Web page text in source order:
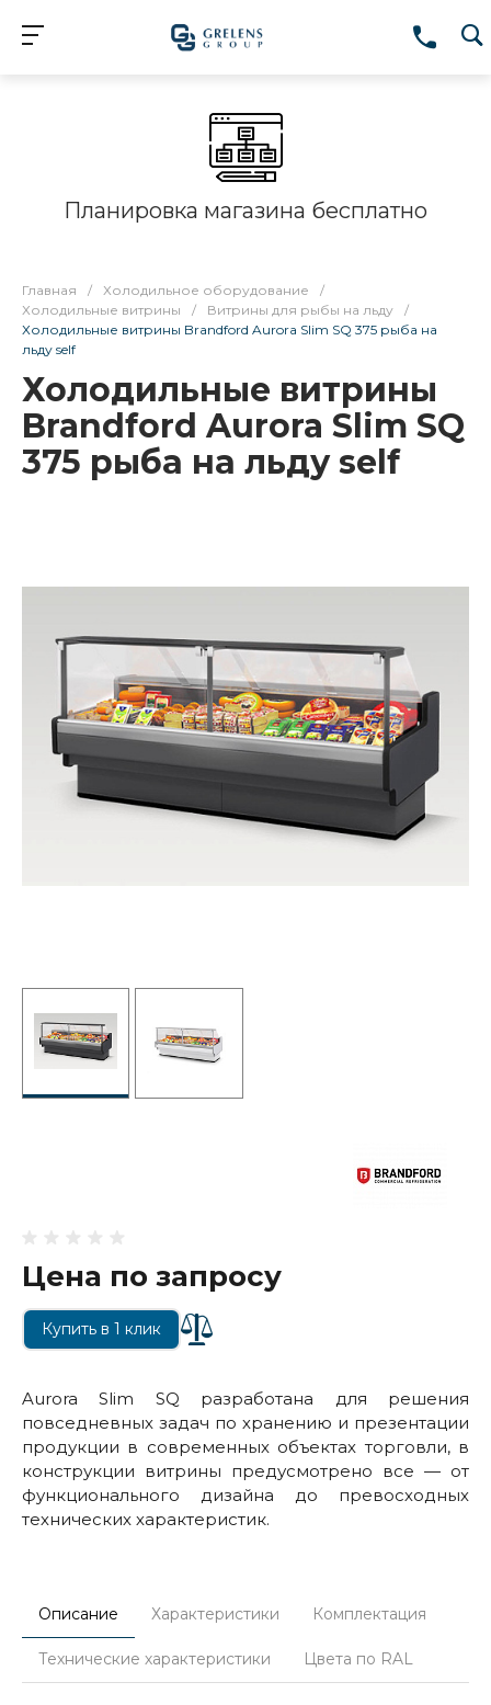
Планировка магазина бесплатно
Главная / Холодильное оборудование
/
Холодильные витрины
/ Витрины для рыбы на льду
/
Холодильные витрины Brandford Aurora Slim SQ 375 рыба на
льду self
Холодильные витрины
Brandford Aurora Slim SQ
375 рыба на льду self
Цена по запросу
Купить в 1 клик
Aurora Slim SQ разработана для решения
повседневных задач по хранению и презентации
продукции в современных объектах торговли, в
конструкции витрины предусмотрено все — от
функционального дизайна до превосходных
технических характеристик.
Описание Характеристики Комплектация
Технические характеристики Цвета по RAL